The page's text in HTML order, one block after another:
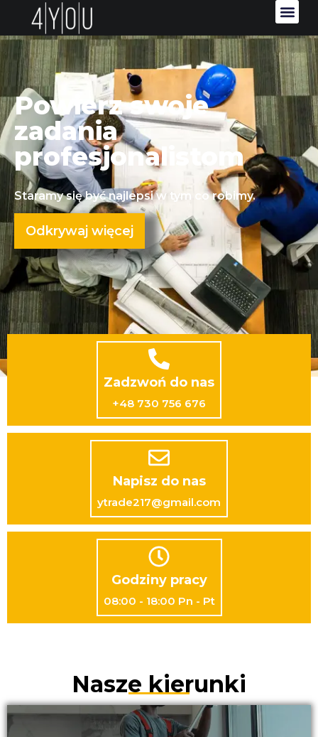
Powierz swoje
zadania
profesjonalistom
Staramy się być najlepsi w tym co robimy.
Odkrywaj więcej
Zadzwoń do nas
+48 730 756 676
Napisz do nas
ytrade217@gmail.com
Godziny pracy
08:00 - 18:00 Pn - Pt
Nasze kierunki